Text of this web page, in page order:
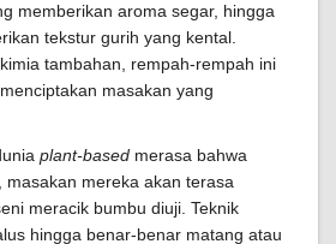
memberikan aroma segar, hingga
tekstur gurih yang kental.
tambahan, rempah-rempah ini
masakan yang
plant-based merasa bahwa
masakan mereka akan terasa
meracik bumbu diuji. Teknik
hingga benar-benar matang atau